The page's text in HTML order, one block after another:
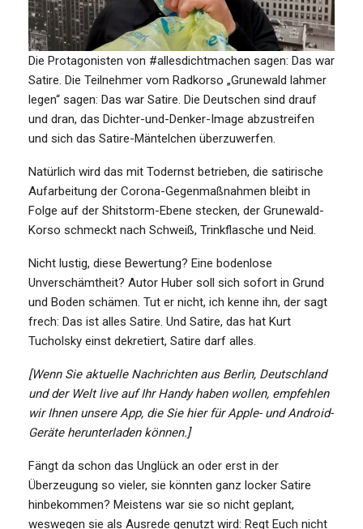
Die Protagonisten von #allesdichtmachen sagen: Das war
Satire. Die Teilnehmer vom Radkorso „Grunewald lahmer
legen“ sagen: Das war Satire. Die Deutschen sind drauf
und dran, das Dichter-und-Denker-Image abzustreifen
und sich das Satire-Mäntelchen überzuwerfen.
Natürlich wird das mit Todernst betrieben, die satirische
Aufarbeitung der Corona-Gegenmaßnahmen bleibt in
Folge auf der Shitstorm-Ebene stecken, der Grunewald-
Korso schmeckt nach Schweiß, Trinkflasche und Neid.
Nicht lustig, diese Bewertung? Eine bodenlose
Unverschämtheit? Autor Huber soll sich sofort in Grund
und Boden schämen. Tut er nicht, ich kenne ihn, der sagt
frech: Das ist alles Satire. Und Satire, das hat Kurt
Tucholsky einst dekretiert, Satire darf alles.
[Wenn Sie aktuelle Nachrichten aus Berlin, Deutschland
und der Welt live auf Ihr Handy haben wollen, empfehlen
wir Ihnen unsere App, die Sie hier für Apple- und Android-
Geräte herunterladen können.]
Fängt da schon das Unglück an oder erst in der
Überzeugung so vieler, sie könnten ganz locker Satire
hinbekommen? Meistens war sie so nicht geplant,
weswegen sie als Ausrede genutzt wird: Regt Euch nicht